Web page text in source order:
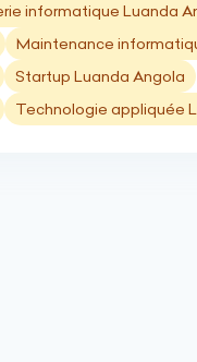
informatique Luanda
Maintenance
Startup Luanda Angola
Technologie appliquée